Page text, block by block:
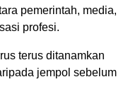
pemerintah, media,
profesi.
terus ditanamkan
jempol sebelum